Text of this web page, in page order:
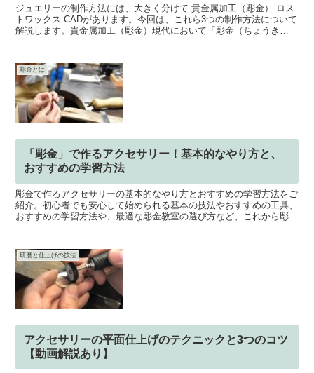
ジュエリーの制作方法には、大きく分けて 貴金属加工（彫金） ロス
トワックス CADがあります。今回は、これら3つの制作方法について
解説します。貴金属加工（彫金）現代において「彫金（ちょうき
彫金とは
「彫金」で作るアクセサリー！基本的なやり方と、
おすすめの学習方法
彫金で作るアクセサリーの基本的なやり方とおすすめの学習方法をご
紹介。初心者でも安心して始められる基本の技法やおすすめの工具、
おすすめの学習方法や、最適な彫金教室の選び方など、これから彫金
研磨と仕上げの技法
アクセサリーの平面仕上げのテクニックと3つのコツ
【動画解説あり】